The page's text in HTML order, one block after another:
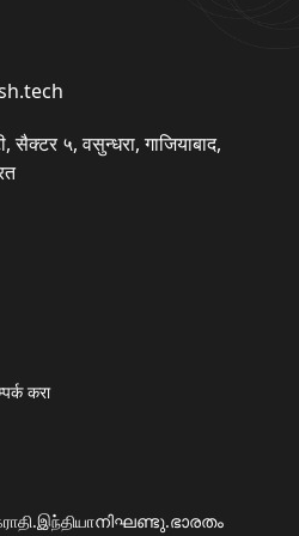
५, वसुन्धरा, गाजियाबाद,
करा
നിഘണ്ടു.ഭാരതം